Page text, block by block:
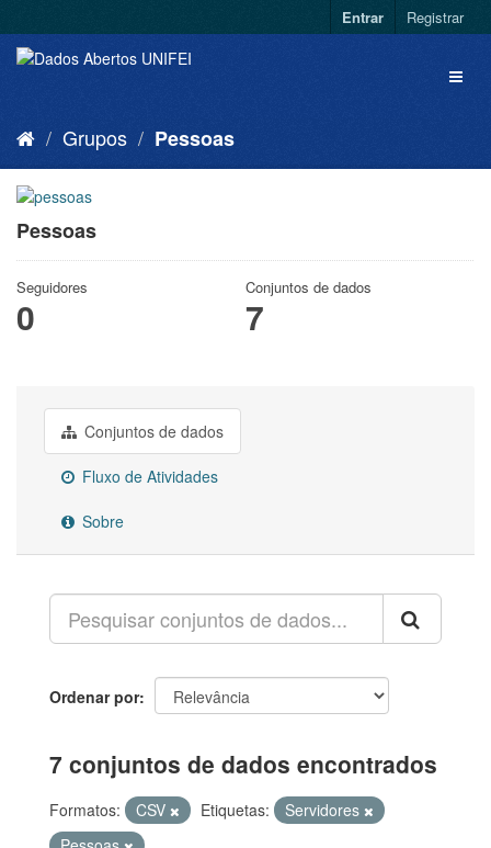
Entrar Registrar
Grupos Pessoas
Pessoas
Seguidores
0
Conjuntos de dados
7
Conjuntos de dados
Fluxo de Atividades
Sobre
Ordenar por
7 conjuntos de dados encontrados
Formatos: CSV Etiquetas:
Servidores